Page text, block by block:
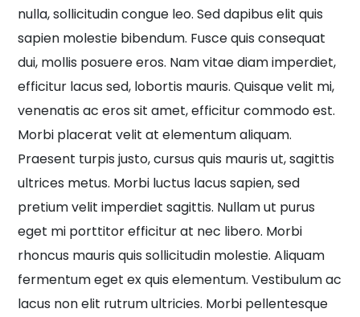
nulla, sollicitudin congue leo. Sed dapibus elit quis
sapien molestie bibendum. Fusce quis consequat
dui, mollis posuere eros. Nam vitae diam imperdiet,
efficitur lacus sed, lobortis mauris. Quisque velit mi,
venenatis ac eros sit amet, efficitur commodo est.
Morbi placerat velit at elementum aliquam.
Praesent turpis justo, cursus quis mauris ut, sagittis
ultrices metus. Morbi luctus lacus sapien, sed
pretium velit imperdiet sagittis. Nullam ut purus
eget mi porttitor efficitur at nec libero. Morbi
rhoncus mauris quis sollicitudin molestie. Aliquam
fermentum eget ex quis elementum. Vestibulum ac
lacus non elit rutrum ultricies. Morbi pellentesque